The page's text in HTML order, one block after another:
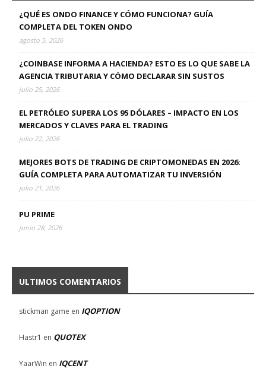
¿QUÉ ES ONDO FINANCE Y CÓMO FUNCIONA? GUÍA
COMPLETA DEL TOKEN ONDO
agosto 5, 2026
¿COINBASE INFORMA A HACIENDA? ESTO ES LO QUE SABE LA
AGENCIA TRIBUTARIA Y CÓMO DECLARAR SIN SUSTOS
julio 25, 2026
EL PETRÓLEO SUPERA LOS 95 DÓLARES – IMPACTO EN LOS
MERCADOS Y CLAVES PARA EL TRADING
julio 22, 2026
MEJORES BOTS DE TRADING DE CRIPTOMONEDAS EN 2026:
GUÍA COMPLETA PARA AUTOMATIZAR TU INVERSIÓN
julio 21, 2026
PU PRIME
junio 28, 2026
ULTIMOS COMENTARIOS
stickman game en IQOPTION
Hastr1 en QUOTEX
YaarWin en IQCENT